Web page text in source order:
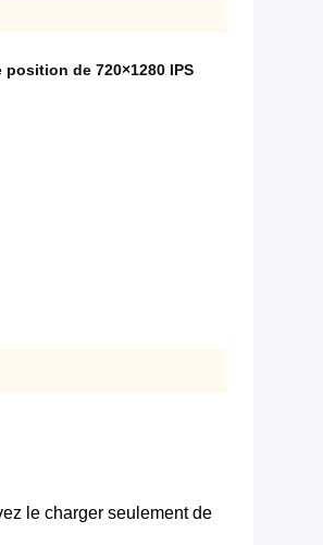
de 720×1280 IPS
le charger seulement de